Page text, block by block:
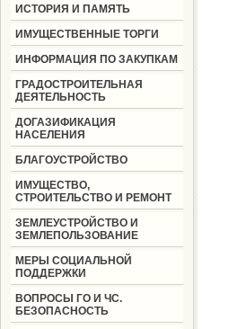
ИСТОРИЯ И ПАМЯТЬ
ИМУЩЕСТВЕННЫЕ ТОРГИ
ИНФОРМАЦИЯ ПО ЗАКУПКАМ
ГРАДОСТРОИТЕЛЬНАЯ
ДЕЯТЕЛЬНОСТЬ
ДОГАЗИФИКАЦИЯ
НАСЕЛЕНИЯ
БЛАГОУСТРОЙСТВО
ИМУЩЕСТВО,
СТРОИТЕЛЬСТВО И РЕМОНТ
ЗЕМЛЕУСТРОЙСТВО И
ЗЕМЛЕПОЛЬЗОВАНИЕ
МЕРЫ СОЦИАЛЬНОЙ
ПОДДЕРЖКИ
ВОПРОСЫ ГО И ЧС.
БЕЗОПАСНОСТЬ